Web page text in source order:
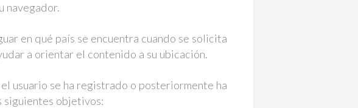
navegador.
en qué país se encuentra cuando se solicita
a orientar el contenido a su ubicación.
usuario se ha registrado o posteriormente ha
siguientes objetivos: